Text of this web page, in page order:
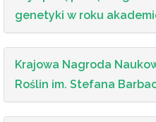
genetyki w roku
Krajowa Nagroda
Roślin im. Stefana